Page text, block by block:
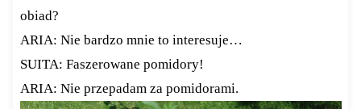
obiad?
ARIA: Nie bardzo mnie to interesuje…
SUITA: Faszerowane pomidory!
ARIA: Nie przepadam za pomidorami.